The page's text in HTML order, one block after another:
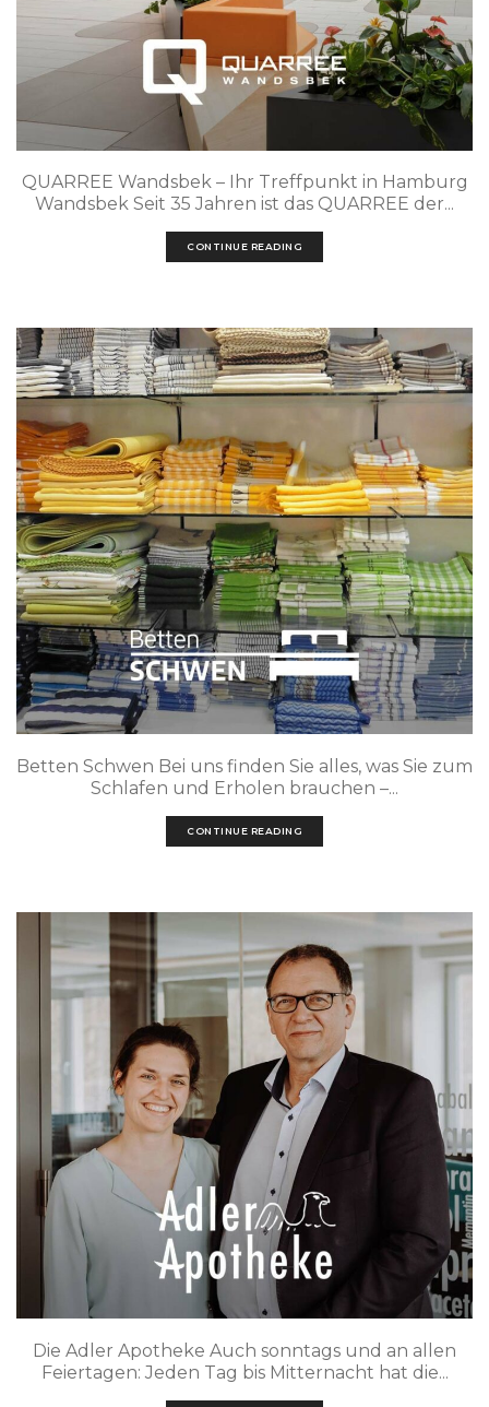
QUARREE Wandsbek – Ihr Treffpunkt in Hamburg
Wandsbek Seit 35 Jahren ist das QUARREE der...
CONTINUE READING
Betten Schwen Bei uns finden Sie alles, was Sie zum
Schlafen und Erholen brauchen –...
CONTINUE READING
Die Adler Apotheke Auch sonntags und an allen
Feiertagen: Jeden Tag bis Mitternacht hat die...